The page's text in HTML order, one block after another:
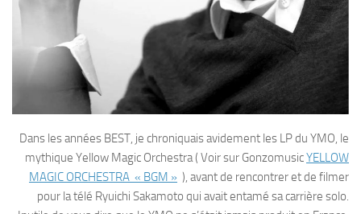
Dans les années BEST, je chroniquais avidement les LP du YMO, le
mythique Yellow Magic Orchestra ( Voir sur GonzomusicYELLOW
MAGIC ORCHESTRA « BGM » ), avant de rencontrer et de filmer
pour la télé Ryuichi Sakamoto qui avait entamé sa carrière solo.